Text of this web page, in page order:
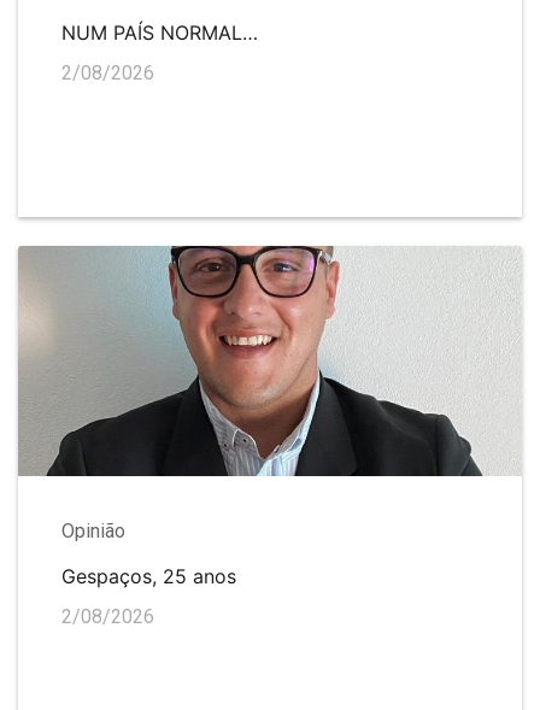
NUM PAÍS NORMAL…
2/08/2026
Opinião
Gespaços, 25 anos
2/08/2026